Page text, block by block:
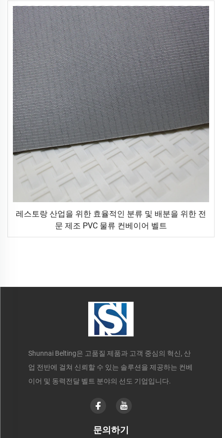
레스토랑 산업을 위한 효율적인 분류 및 배분을 위한 전
문 제조 PVC 물류 컨베이어 벨트
Shunnai Belting은 고품질 제품과 고객 중심의 혁신, 산
업 전반에 걸쳐 신뢰할 수 있는 솔루션을 제공하는 컨베
이어 및 동력전달 벨트 분야의 선도 기업입니다.
문의하기